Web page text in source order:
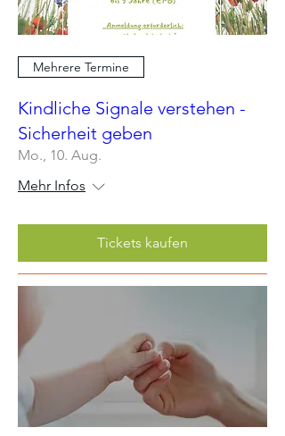
Mehrere Termine
Kindliche Signale verstehen -
Sicherheit geben
Mo., 10. Aug.
Mehr Infos
Tickets kaufen